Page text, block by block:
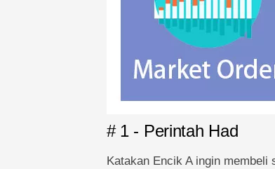
# 1 - Perintah Had
Katakan Encik A ingin